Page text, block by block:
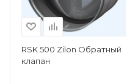
RSK 500 Zilon Обратный
клапан